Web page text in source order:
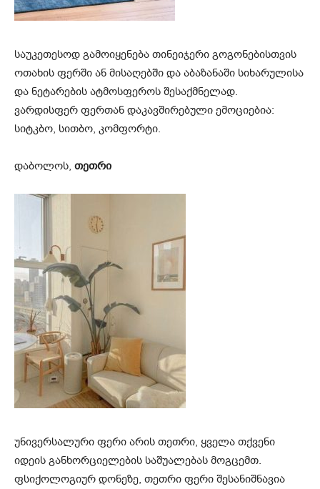
საუკეთესოდ გამოიყენება თინეიჯერი გოგონებისთვის
ოთახის ფერში ან მისაღებში და აბაზანაში სიხარულისა
და ნეტარების ატმოსფეროს შესაქმნელად.
ვარდისფერ ფერთან დაკავშირებული ემოციებია:
სიტკბო, სითბო, კომფორტი.
დაბოლოს, თეთრი
უნივერსალური ფერი არის თეთრი, ყველა თქვენი
იდეის განხორციელების საშუალებას მოგცემთ.
ფსიქოლოგიურ დონეზე, თეთრი ფერი შესანიშნავია